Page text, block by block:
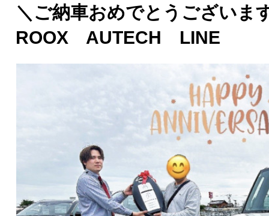
＼ご納車おめでとうございま
ROOX AUTECH LINE